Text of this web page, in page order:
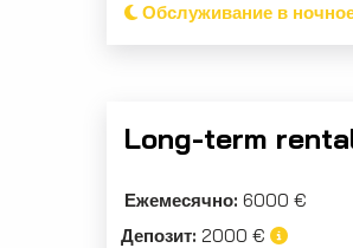
Обслуживание в
Long-term
Ежемесячно: 6000 €
Депозит: 2000 €